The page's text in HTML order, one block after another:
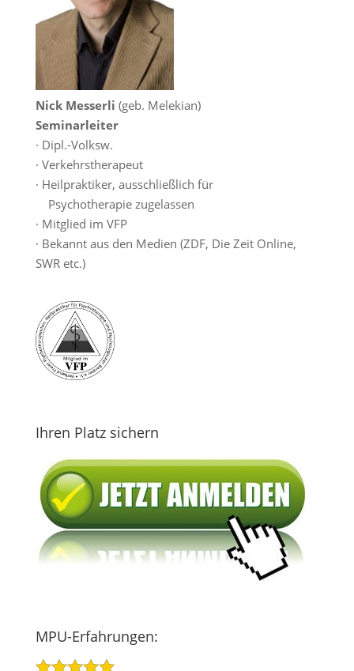
Nick Messerli (geb. Melekian)
Seminarleiter
· Dipl.-Volksw.
· Verkehrstherapeut
· Heilpraktiker, ausschließlich für
Psychotherapie zugelassen
· Mitglied im VFP
· Bekannt aus den Medien (ZDF, Die Zeit Online,
SWR etc.)
Ihren Platz sichern
MPU-Erfahrungen: